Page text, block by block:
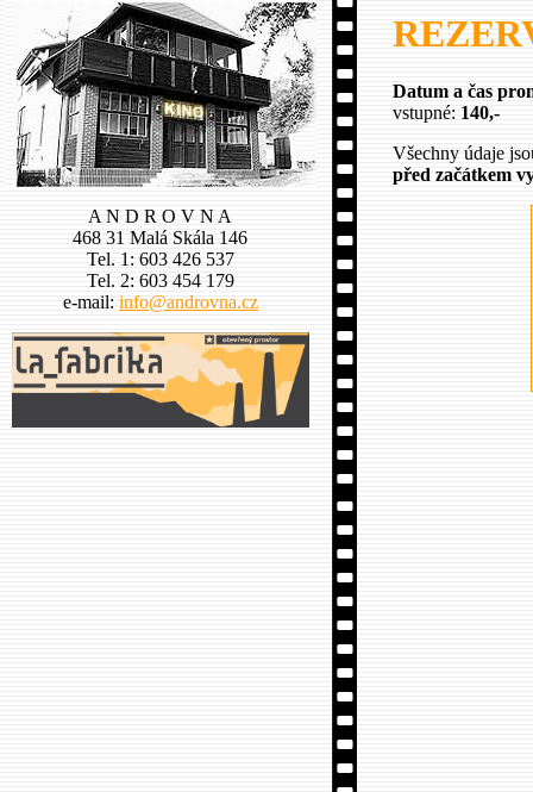
A N D R O V N A
468 31 Malá Skála 146
Tel. 1: 603 426 537
Tel. 2: 603 454 179
e-mail: info@androvna.cz
Datum a čas
vstupné: 140,-
Všechny údaje
před začátkem